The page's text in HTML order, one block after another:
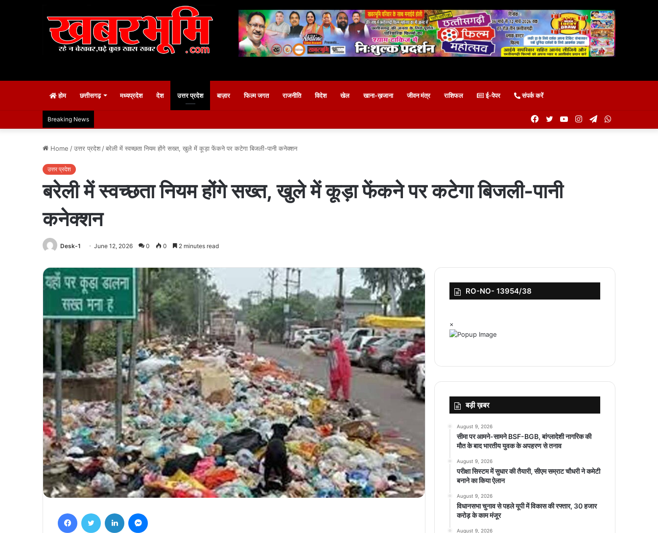
होम छत्तीसगढ़ मध्यप्रदेश देश उत्तर प्रदेश बाज़ार फिल्म जगत राजनीति विदेश खेल खाना-ख़जाना जीवन मंत्र राशिफल ई-पेपर संपर्क करें
Breaking News Telegram
Instagram
YouTube
Twitter
Facebook
Home /उत्तर प्रदेश /बरेली में स्वच्छता नियम होंगे सख्त, खुले में कूड़ा फेंकने पर कटेगा बिजली-पानी कनेक्शन
उत्तर प्रदेश
बरेली में स्वच्छता नियम होंगे सख्त, खुले में कूड़ा फेंकने पर कटेगा बिजली-पानी
कनेक्शन
Desk-1 June 12, 2026 0 0 2 minutes read
RO-NO- 13954/38
×
बड़ी ख़बर
August 9, 2026
सीमा पर आमने-सामने BSF-BGB, बांग्लादेशी नागरिक की
मौत के बाद भारतीय युवक के अपहरण से तनाव
August 9, 2026
परीक्षा सिस्टम में सुधार की तैयारी, सीएम सम्राट चौधरी ने कमेटी
बनाने का किया ऐलान
August 9, 2026
विधानसभा चुनाव से पहले यूपी में विकास की रफ्तार, 30 हजार
करोड़ के काम मंजूर
August 9, 2026